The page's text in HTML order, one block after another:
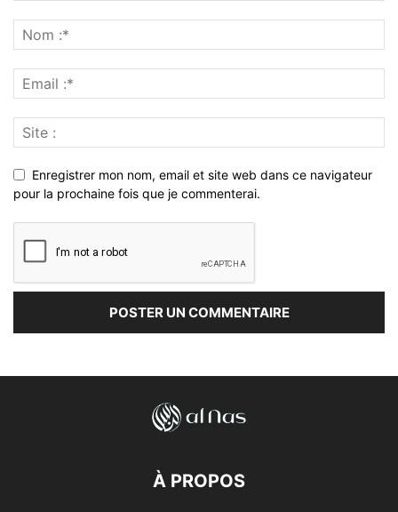
Enregistrer mon nom, email et site web dans ce navigateur
pour la prochaine fois que je commenterai.
À PROPOS